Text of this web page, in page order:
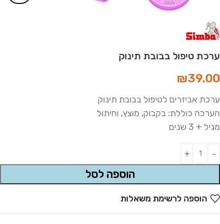
ערכת טיפול בבובת תינוק
₪39.00
ערכת אביזרים לטיפול בבובת תינוק
הערכה כוללת: בקבוק, מוצץ, וחיתול
מגיל + 3 שנים
הוספה לסל
Alternative:
הוספה לרשימת משאלות